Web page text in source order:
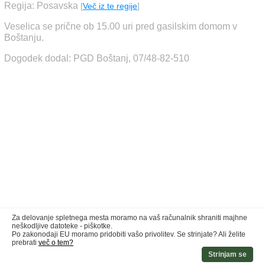
Regija: Posavska [Več iz te regije]
Veselica se prične ob 15.00 uri pred gasilskim domom v
Boštanju.
Dogodek dodal: PGD Boštanj, 07/48-82-510
Za delovanje spletnega mesta moramo na vaš računalnik shraniti majhne
neškodljive datoteke - piškotke.
Po zakonodaji EU moramo pridobiti vašo privolitev. Se strinjate? Ali želite
prebrati več o tem?
Strinjam se